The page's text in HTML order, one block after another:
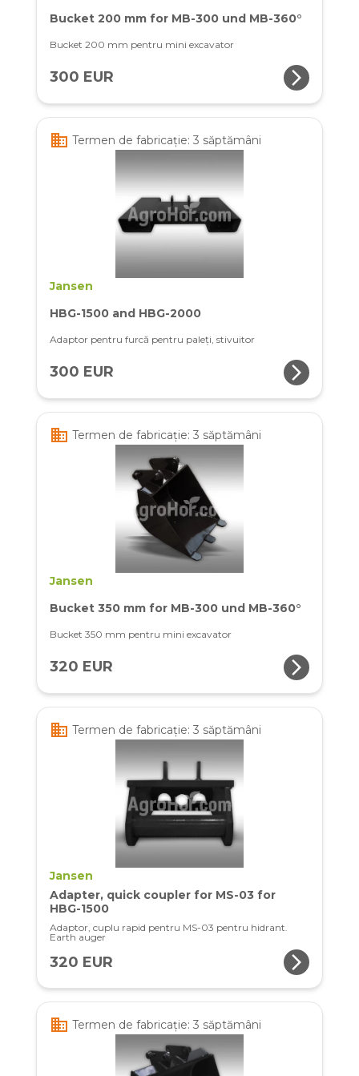
Bucket 200 mm for MB-300 und MB-360°
Bucket 200 mm pentru mini excavator
300 EUR arrow_forward_ios
business Termen de fabricație: 3 săptămâni
Jansen
HBG-1500 and HBG-2000
Adaptor pentru furcă pentru paleți, stivuitor
300 EUR arrow_forward_ios
business Termen de fabricație: 3 săptămâni
Jansen
Bucket 350 mm for MB-300 und MB-360°
Bucket 350 mm pentru mini excavator
320 EUR arrow_forward_ios
business Termen de fabricație: 3 săptămâni
Jansen
Adapter, quick coupler for MS-03 for
HBG-1500
Adaptor, cuplu rapid pentru MS-03 pentru hidrant.
Earth auger
320 EUR arrow_forward_ios
business Termen de fabricație: 3 săptămâni